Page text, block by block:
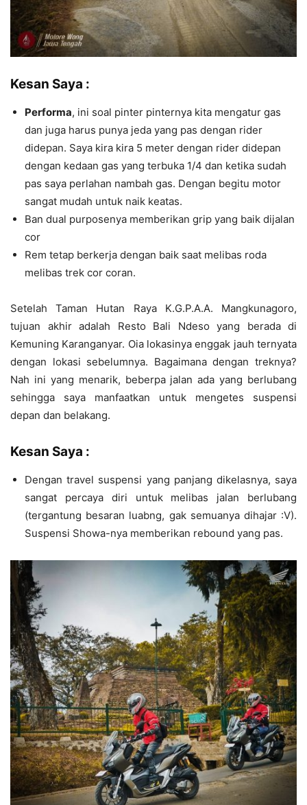
Kesan Saya :
Performa, ini soal pinter pinternya kita mengatur gas
dan juga harus punya jeda yang pas dengan rider
didepan. Saya kira kira 5 meter dengan rider didepan
dengan kedaan gas yang terbuka 1/4 dan ketika sudah
pas saya perlahan nambah gas. Dengan begitu motor
sangat mudah untuk naik keatas.
Ban dual purposenya memberikan grip yang baik dijalan
cor
Rem tetap berkerja dengan baik saat melibas roda
melibas trek cor coran.
Setelah Taman Hutan Raya K.G.P.A.A. Mangkunagoro,
tujuan akhir adalah Resto Bali Ndeso yang berada di
Kemuning Karanganyar. Oia lokasinya enggak jauh ternyata
dengan lokasi sebelumnya. Bagaimana dengan treknya?
Nah ini yang menarik, beberpa jalan ada yang berlubang
sehingga saya manfaatkan untuk mengetes suspensi
depan dan belakang.
Kesan Saya :
Dengan travel suspensi yang panjang dikelasnya, saya
sangat percaya diri untuk melibas jalan berlubang
(tergantung besaran luabng, gak semuanya dihajar :V).
Suspensi Showa-nya memberikan rebound yang pas.